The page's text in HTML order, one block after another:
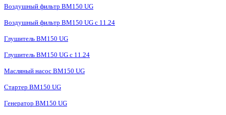
Воздушный фильтр BM150 UG
Воздушный фильтр BM150 UG c 11.24
Глушитель BM150 UG
Глушитель BM150 UG с 11.24
Масляный насос BM150 UG
Стартер BM150 UG
Генератор BM150 UG